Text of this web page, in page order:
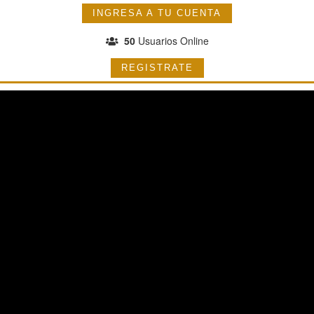
INGRESA A TU CUENTA
50Usuarios Online
REGISTRATE